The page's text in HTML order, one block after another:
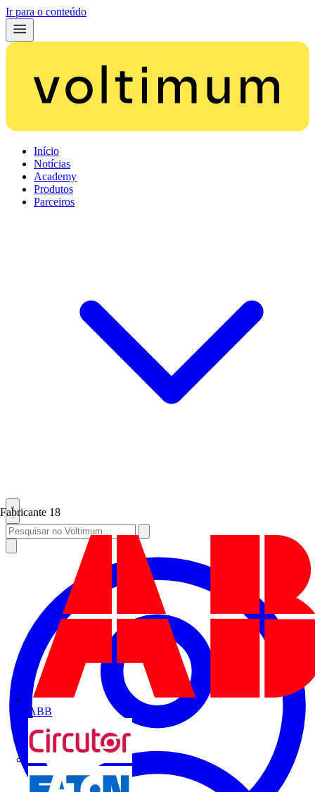
Ir para o conteúdo
Início
Notícias
Academy
Produtos
Parceiros
Fabricante 18
ABB
CIRCUTOR